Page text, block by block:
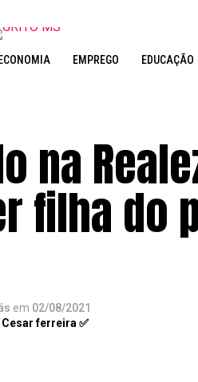
ECONOMIA EMPREGO EDUCAÇÃO
na
filha do
em 02/08/2021
ferreira ✅